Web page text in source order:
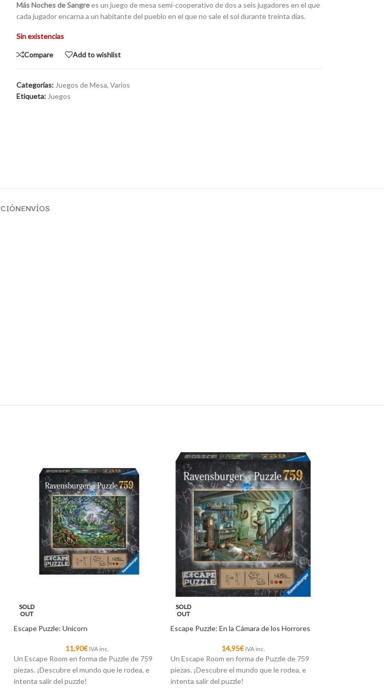
Más Noches de Sangrees un juego de mesa semi-cooperativo de dos a seis jugadores en el que
cada jugador encarna a un habitante del pueblo en el que no sale el sol durante treinta días.
Sin existencias
Compare Add to wishlist
Categorías: Juegos de Mesa, Varios
Etiqueta: Juegos
ENVÍOS
SOLD
OUT
Escape Puzzle: Unicorn
11,90€ IVA inc.
Un Escape Room en forma de Puzzle de 759
piezas. ¡Descubre el mundo que le rodea, e
intenta salir del puzzle!
SOLD
OUT
Escape Puzzle: En la Cámara de los Horrores
14,95€ IVA inc.
Un Escape Room en forma de Puzzle de 759
piezas. ¡Descubre el mundo que le rodea, e
intenta salir del puzzle!